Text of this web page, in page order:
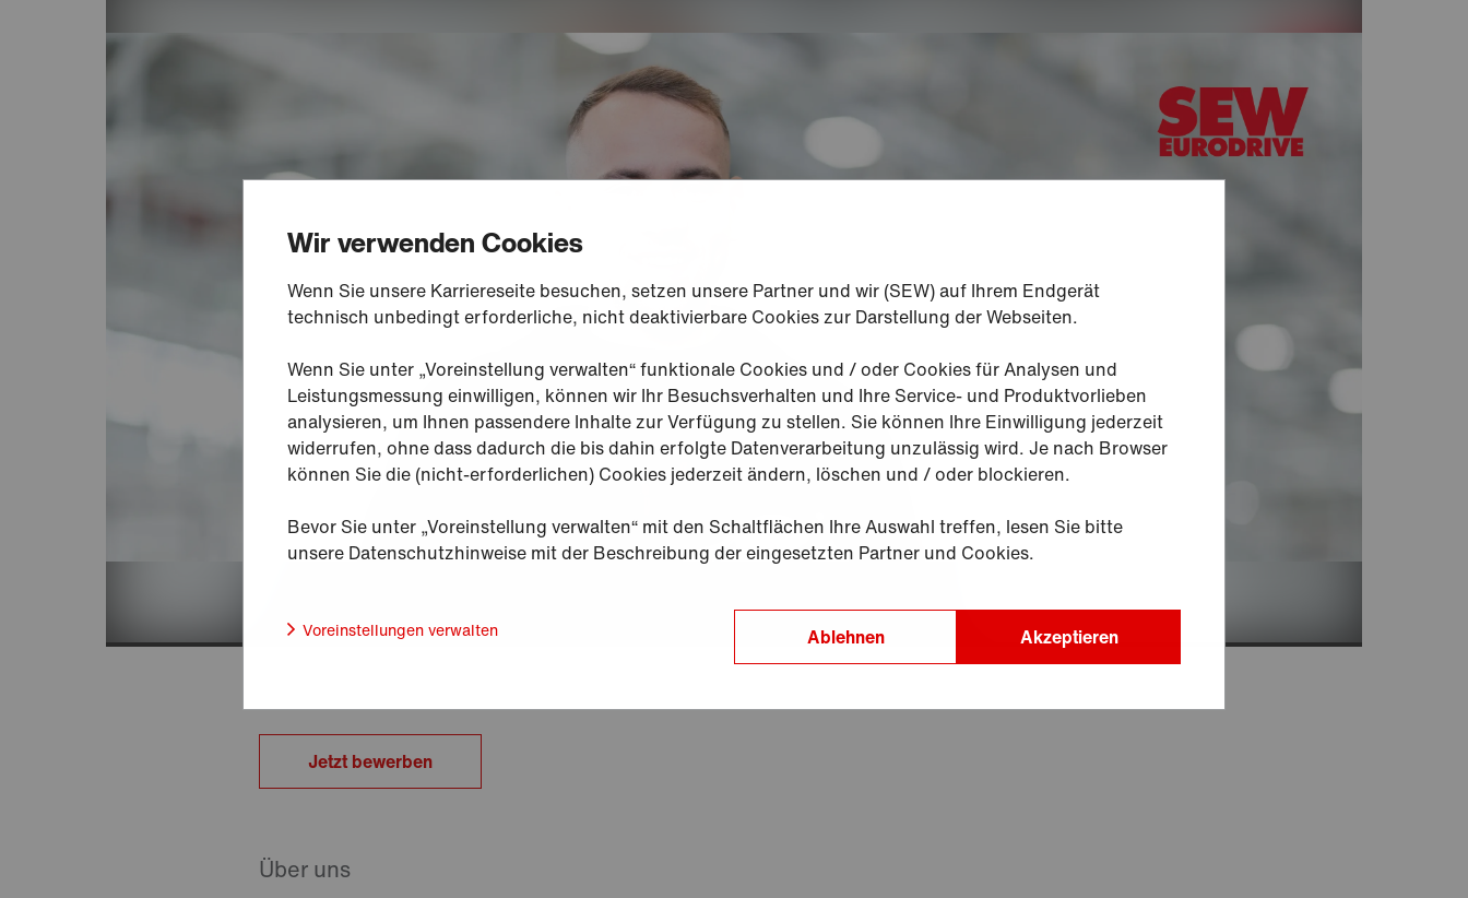
Jetzt bewerben
Über uns
Wir verwenden Cookies
Wenn Sie unsere Karriereseite besuchen, setzen unsere Partner und wir (SEW) auf Ihrem Endgerät
technisch unbedingt erforderliche, nicht deaktivierbare Cookies zur Darstellung der Webseiten.
Wenn Sie unter „Voreinstellung verwalten“ funktionale Cookies und / oder Cookies für Analysen und
Leistungsmessung einwilligen, können wir Ihr Besuchsverhalten und Ihre Service- und Produktvorlieben
analysieren, um Ihnen passendere Inhalte zur Verfügung zu stellen. Sie können Ihre Einwilligung jederzeit
widerrufen, ohne dass dadurch die bis dahin erfolgte Datenverarbeitung unzulässig wird. Je nach Browser
können Sie die (nicht-erforderlichen) Cookies jederzeit ändern, löschen und / oder blockieren.
Bevor Sie unter „Voreinstellung verwalten“ mit den Schaltflächen Ihre Auswahl treffen, lesen Sie bitte
unsere Datenschutzhinweise mit der Beschreibung der eingesetzten Partner und Cookies.
Akzeptieren
Ablehnen
Voreinstellungen verwalten